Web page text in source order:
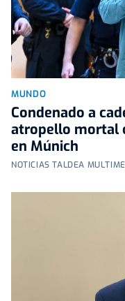
MUNDO
Condenado a
atropello mortal
en Múnich
NOTICIAS TALDEA